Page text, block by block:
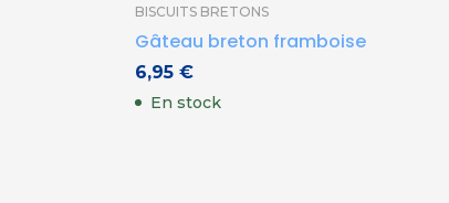
BISCUITS BRETONS
Gâteau breton framboise
6,95 €
En stock